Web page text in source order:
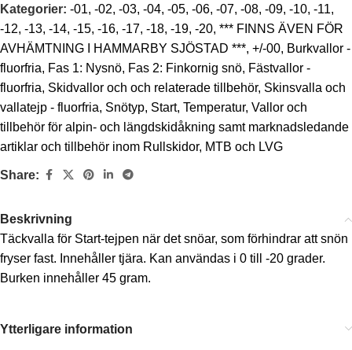
Kategorier: -01, -02, -03, -04, -05, -06, -07, -08, -09, -10, -11,
-12, -13, -14, -15, -16, -17, -18, -19, -20, *** FINNS ÄVEN FÖR
AVHÄMTNING I HAMMARBY SJÖSTAD ***, +/-00, Burkvallor -
fluorfria, Fas 1: Nysnö, Fas 2: Finkornig snö, Fästvallor -
fluorfria, Skidvallor och och relaterade tillbehör, Skinsvalla och
vallatejp - fluorfria, Snötyp, Start, Temperatur, Vallor och
tillbehör för alpin- och längdskidåkning samt marknadsledande
artiklar och tillbehör inom Rullskidor, MTB och LVG
Share:
Beskrivning
Täckvalla för Start-tejpen när det snöar, som förhindrar att snön
fryser fast. Innehåller tjära. Kan användas i 0 till -20 grader.
Burken innehåller 45 gram.
Ytterligare information